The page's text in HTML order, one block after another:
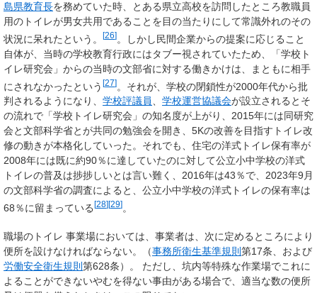
島県教育長を務めていた時、とある県立高校を訪問したところ教職員
用のトイレが男女共用であることを目の当たりにして常識外れのその
状況に呆れたという。
[26] 。しかし民間企業からの提案に応じること
自体が、当時の学校教育行政にはタブー視されていたため、「学校ト
イレ研究会」からの当時の文部省に対する働きかけは、まともに相手
にされなかったという [27]。それが、学校の閉鎖性が2000年代から批
判されるようになり、 学校評議員、 学校運営協議会が設立されるとそ
の流れで「学校トイレ研究会」の知名度が上がり、2015年には同研究
会と文部科学省とが共同の勉強会を開き、5Kの改善を目指すトイレ改
修の動きが本格化していった。それでも、住宅の洋式トイレ保有率が
2008年には既に約90％に達していたのに対して公立小中学校の洋式
トイレの普及は捗捗しいとは言い難く、2016年は43％で、2023年9月
の文部科学省の調査によると、公立小中学校の洋式トイレの保有率は
68％に留まっている [28][29] 。
職場のトイレ 事業場においては、事業者は、次に定めるところにより
便所を設けなければならない。（事務所衛生基準規則 第17条、および
労働安全衛生規則 第628条）。 ただし、坑内等特殊な作業場でこれに
よることができないやむを得ない事由がある場合で、適当な数の便所